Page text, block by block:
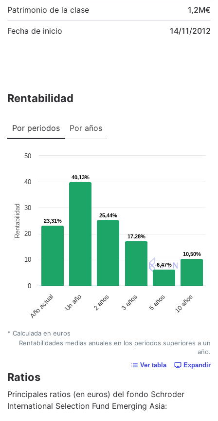
Patrimonio de la clase 1,2M€
Fecha de inicio 14/11/2012
Rentabilidad
Por periodos Por años
Rentabilidad 23,31%
23,31%
40,13%
40,13%
25,44%
25,44%
17,28%
17,28%
6,47%
6,47%
10,50%
10,50%
Año actual Un año 2 años 3 años 5 años 10 años
0
10
20
30
40
50
* Calculada en euros
Rentabilidades medias anuales en los periodos superiores a un
año.
Ver tabla Expandir
Ratios
Principales ratios (en euros) del fondo Schroder
International Selection Fund Emerging Asia: